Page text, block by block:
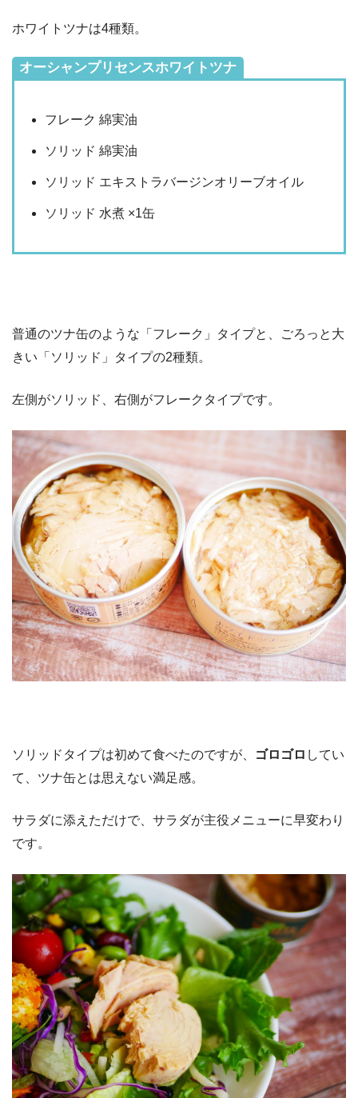
ホワイトツナは4種類。
オーシャンプリセンスホワイトツナ
フレーク 綿実油
ソリッド 綿実油
ソリッド エキストラバージンオリーブオイル
ソリッド 水煮 ×1缶
普通のツナ缶のような「フレーク」タイプと、ごろっと大
きい「ソリッド」タイプの2種類。
左側がソリッド、右側がフレークタイプです。
ソリッドタイプは初めて食べたのですが、 ゴロゴロ してい
て、ツナ缶とは思えない満足感。
サラダに添えただけで、サラダが主役メニューに早変わり
です。